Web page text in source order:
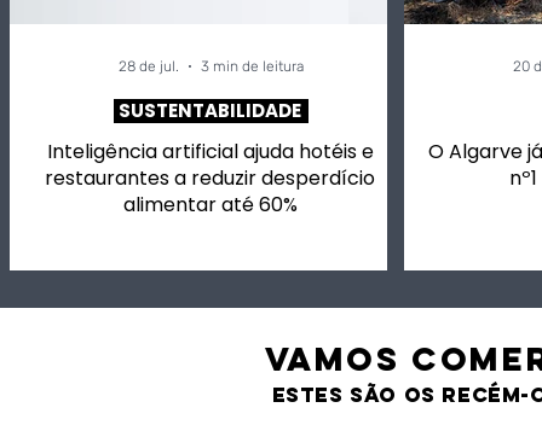
Inteligência artificial ajuda hotéis e
restaurantes a reduzir desperdício
alimentar até 60%
SUSTENTABILIDADE
28 de jul. 3 min de leitura
O Algarve
20
VAMOS
estes são os recém-